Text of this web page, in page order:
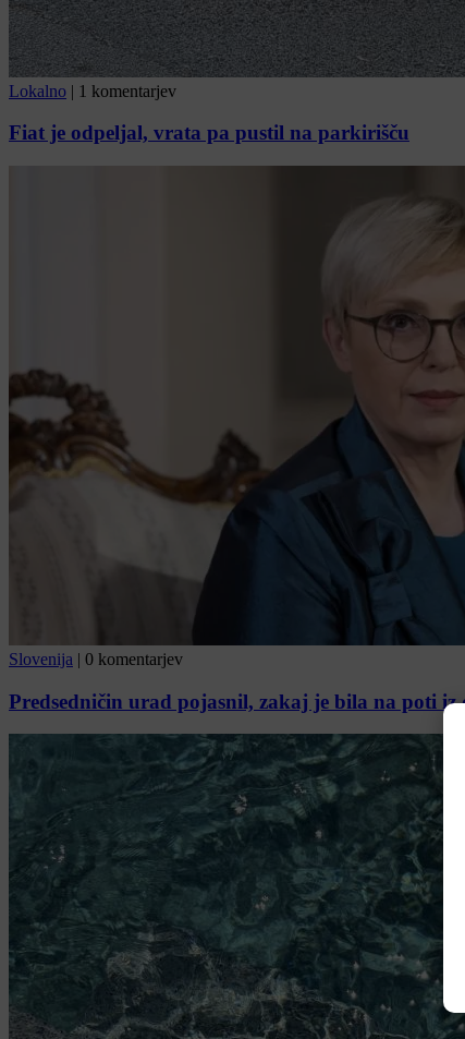
Lokalno | 1 komentarjev
Fiat je odpeljal, vrata pa pustil na parkirišču
Slovenija | 0 komentarjev
Predsedničin urad pojasnil, zakaj je bila na poti iz